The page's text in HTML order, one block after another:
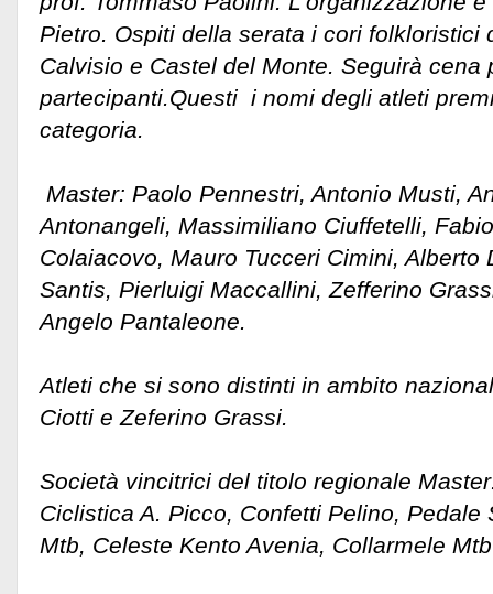
Pietro. Ospiti della serata i cori folkloristici
Calvisio e Castel del Monte. Seguirà cena
partecipanti.Questi i nomi degli atleti
categoria.
Master: Paolo Pennestri, Antonio Musti,
Antonangeli, Massimiliano Ciuffetelli,
Colaiacovo, Mauro Tucceri Cimini, Alberto
Santis, Pierluigi Maccallini, Zefferino
Angelo Pantaleone.
Atleti che si sono distinti in ambito
Ciotti e Zeferino Grassi.
Società vincitrici del titolo regionale
Ciclistica A. Picco, Confetti Pelino, Pedale
Mtb, Celeste Kento Avenia, Collarmele